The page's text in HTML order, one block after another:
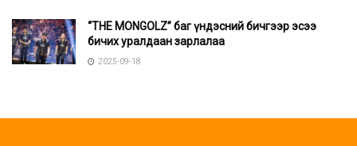
“THE MONGOLZ” баг үндэсний бичгээр эсээ
бичих уралдаан зарлалаа
2025-09-18